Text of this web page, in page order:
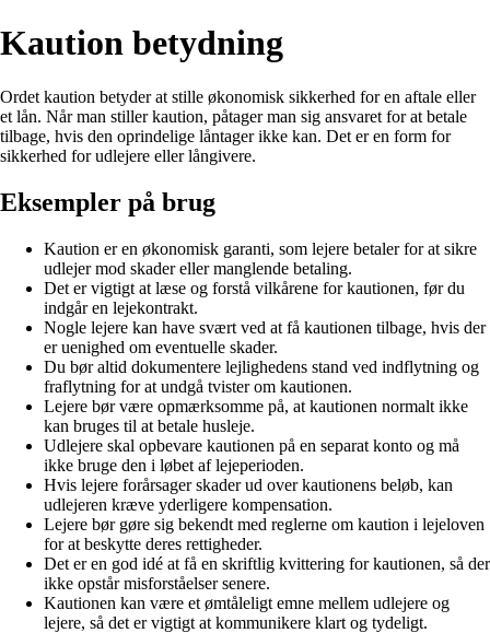
Kaution betydning
Ordet kaution betyder at stille økonomisk sikkerhed for en aftale eller
et lån. Når man stiller kaution, påtager man sig ansvaret for at betale
tilbage, hvis den oprindelige låntager ikke kan. Det er en form for
sikkerhed for udlejere eller långivere.
Eksempler på brug
Kaution er en økonomisk garanti, som lejere betaler for at sikre
udlejer mod skader eller manglende betaling.
Det er vigtigt at læse og forstå vilkårene for kautionen, før du
indgår en lejekontrakt.
Nogle lejere kan have svært ved at få kautionen tilbage, hvis der
er uenighed om eventuelle skader.
Du bør altid dokumentere lejlighedens stand ved indflytning og
fraflytning for at undgå tvister om kautionen.
Lejere bør være opmærksomme på, at kautionen normalt ikke
kan bruges til at betale husleje.
Udlejere skal opbevare kautionen på en separat konto og må
ikke bruge den i løbet af lejeperioden.
Hvis lejere forårsager skader ud over kautionens beløb, kan
udlejeren kræve yderligere kompensation.
Lejere bør gøre sig bekendt med reglerne om kaution i lejeloven
for at beskytte deres rettigheder.
Det er en god idé at få en skriftlig kvittering for kautionen, så der
ikke opstår misforståelser senere.
Kautionen kan være et ømtåleligt emne mellem udlejere og
lejere, så det er vigtigt at kommunikere klart og tydeligt.